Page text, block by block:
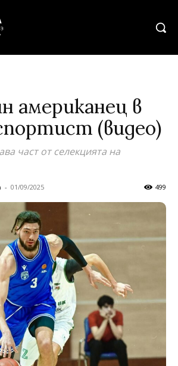
американец в
(видео)
част от селекцията на
- 01/09/2025 499